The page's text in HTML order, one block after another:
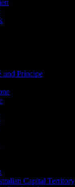
und Príncipe
Capital Territory